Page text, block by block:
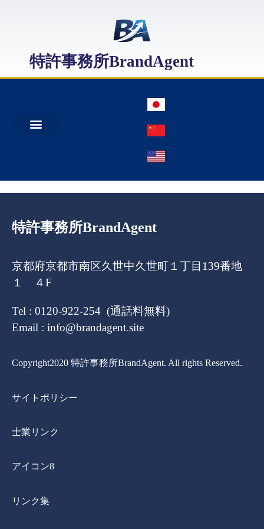
特許事務所BrandAgent
特許事務所BrandAgent
京都府京都市南区久世中久世町１丁目139番地
１ ４F
Tel : 0120-922-254 (通話料無料)
Email : info@brandagent.site
Copyright2020 特許事務所BrandAgent. All rights Reserved.
サイトポリシー
士業リンク
アイコン8
リンク集